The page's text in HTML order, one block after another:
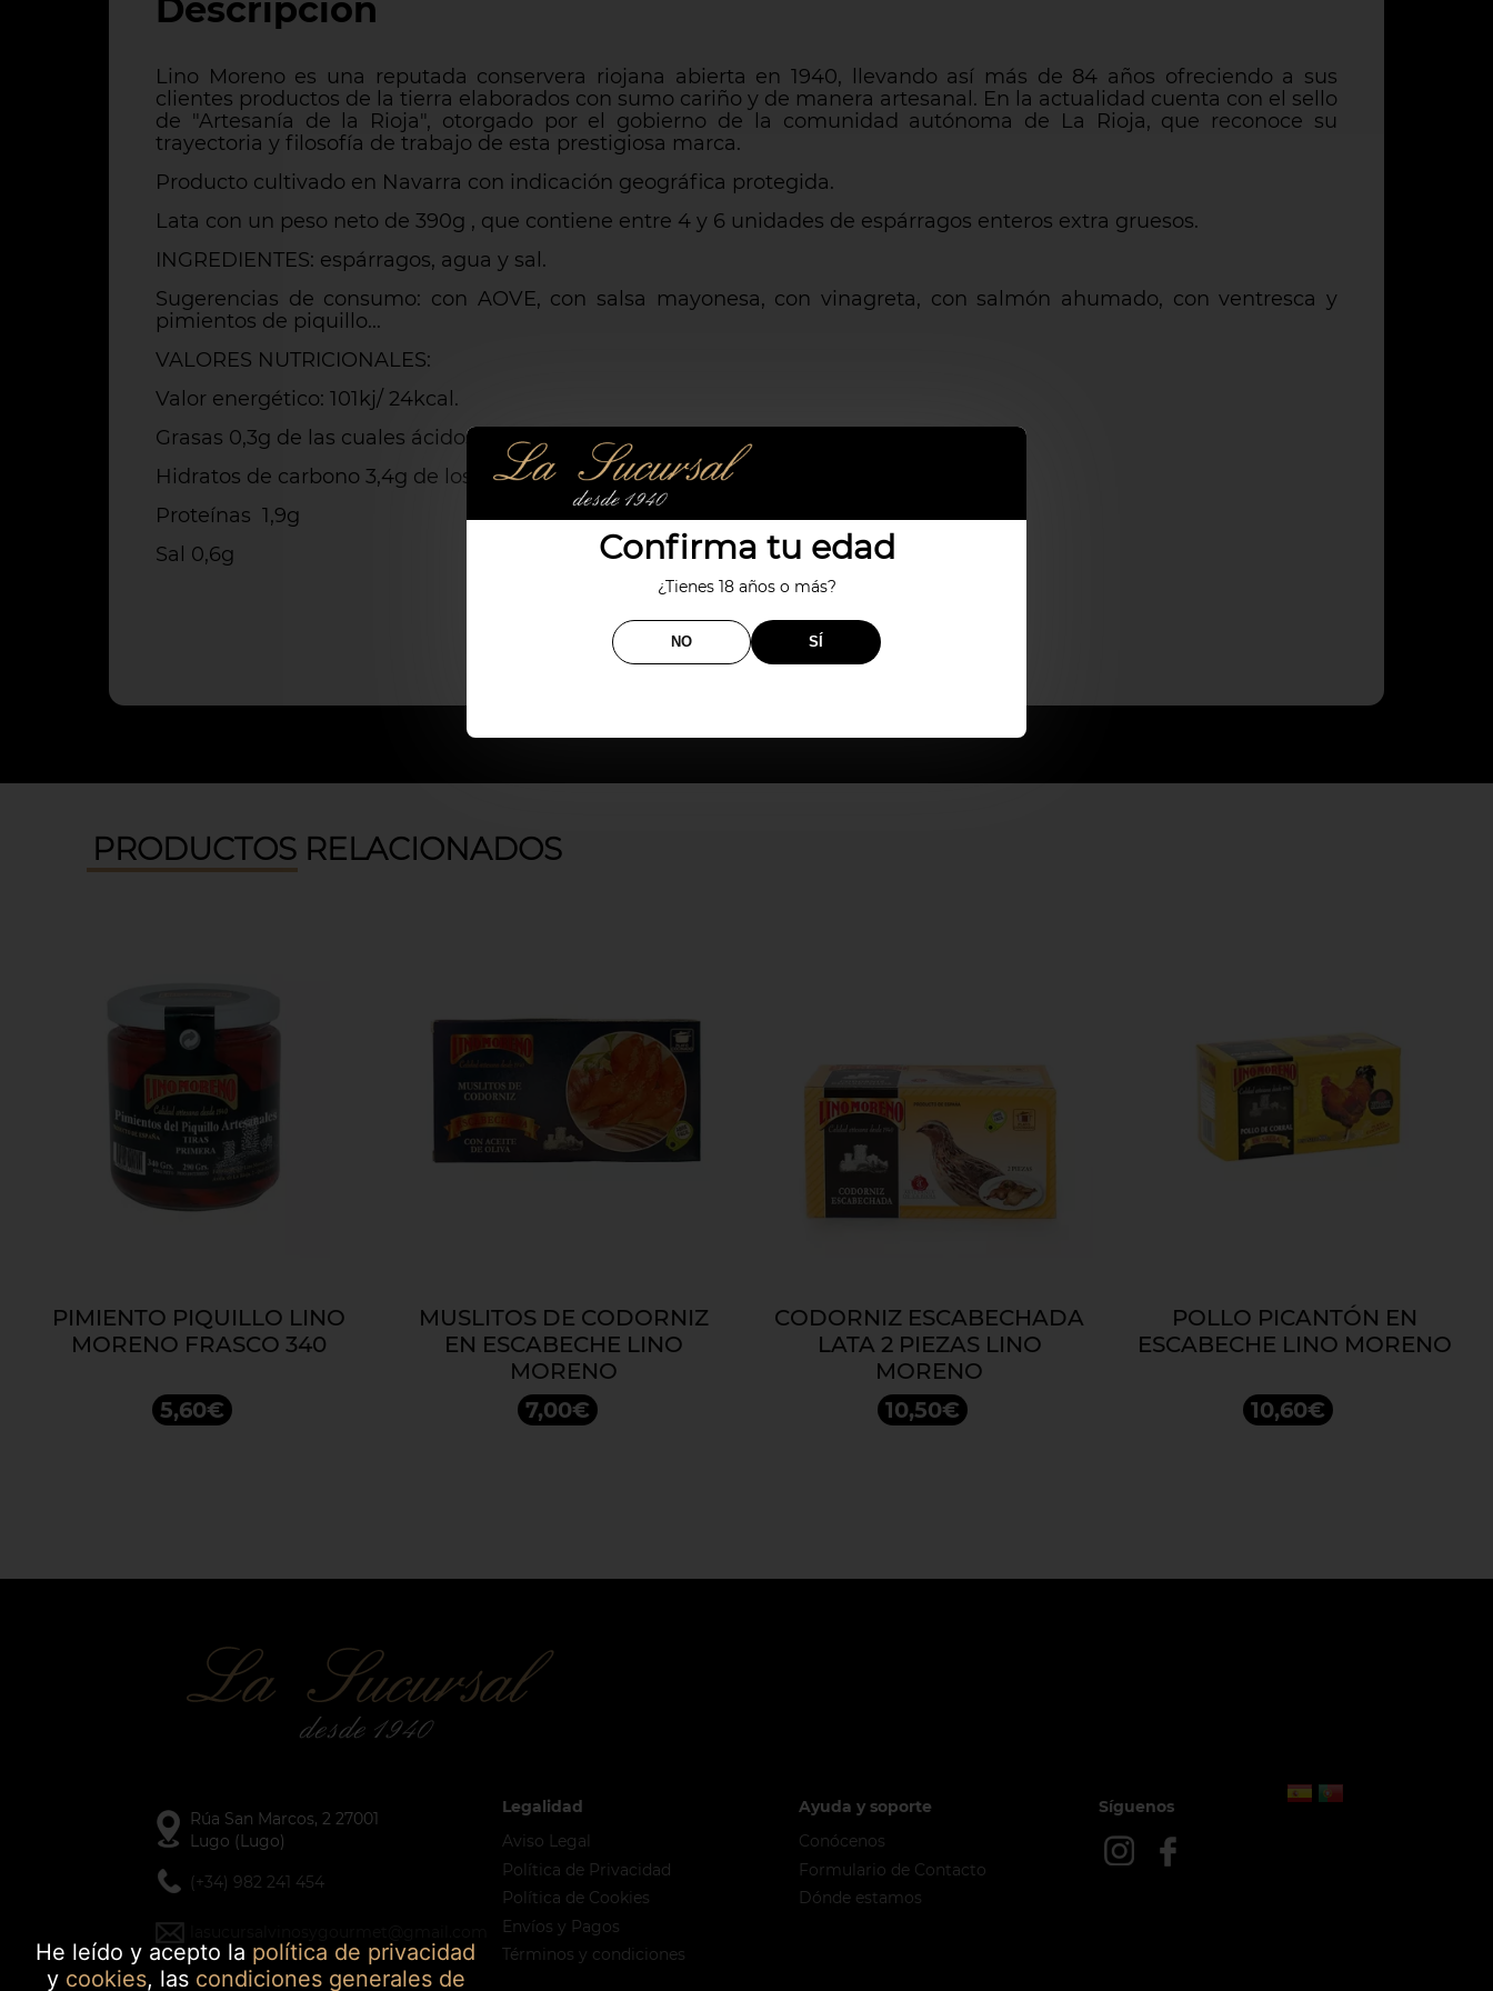
Confirma tu edad
¿Tienes 18 años o más?
NO SÍ
Descripción
Lino Moreno es una reputada conservera riojana abierta en 1940, llevando así más de 84 años ofreciendo a sus
clientes productos de la tierra elaborados con sumo cariño y de manera artesanal. En la actualidad cuenta con el sello
de "Artesanía de la Rioja", otorgado por el gobierno de la comunidad autónoma de La Rioja, que reconoce su
trayectoria y filosofía de trabajo de esta prestigiosa marca.
Producto cultivado en Navarra con indicación geográfica protegida.
Lata con un peso neto de 390g , que contiene entre 4 y 6 unidades de espárragos enteros extra gruesos.
INGREDIENTES: espárragos, agua y sal.
Sugerencias de consumo: con AOVE, con salsa mayonesa, con vinagreta, con salmón ahumado, con ventresca y
pimientos de piquillo...
VALORES NUTRICIONALES:
Valor energético: 101kj/ 24kcal.
Grasas 0,3g de las cuales ácidos grasos saturados:0,07g
Hidratos de carbono 3,4g de los cuales azúcares 0,9g
Proteínas 1,9g
Sal 0,6g
PRODUCTOS RELACIONADOS
PIMIENTO PIQUILLO LINO
MORENO FRASCO 340
5,60€
MUSLITOS DE CODORNIZ
EN ESCABECHE LINO
MORENO
7,00€
CODORNIZ ESCABECHADA
LATA 2 PIEZAS LINO
MORENO
10,50€
POLLO PICANTÓN EN
ESCABECHE LINO MORENO
10,60€
He leído y acepto la política de privacidad
y cookies, las condiciones generales de
Rúa San Marcos, 2 27001
Lugo (Lugo)
(+34) 982 241 454
Legalidad
Aviso Legal
Política de Privacidad
Política de Cookies
Envíos y Pagos
Términos y condiciones
Ayuda y soporte
Conócenos
Formulario de Contacto
Dónde estamos
Síguenos